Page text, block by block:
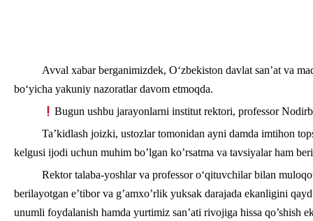
Avval xabar berganimizdek, O‘zbekiston davlat san’at va
bo‘yicha yakuniy nazoratlar davom etmoqda.
Bugun ushbu jarayonlarni institut rektori, professor
Ta’kidlash joizki, ustozlar tomonidan ayni damda imtihon
kelgusi ijodi uchun muhim bo’lgan ko’rsatma va tavsiyalar ham
Rektor talaba-yoshlar va professor o‘qituvchilar bilan
berilayotgan e’tibor va g’amxo’rlik yuksak darajada ekanligini
unumli foydalanish hamda yurtimiz san’ati rivojiga hissa qo’shish